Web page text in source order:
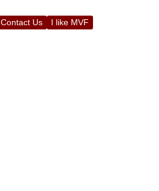
Contact Us I like MVF